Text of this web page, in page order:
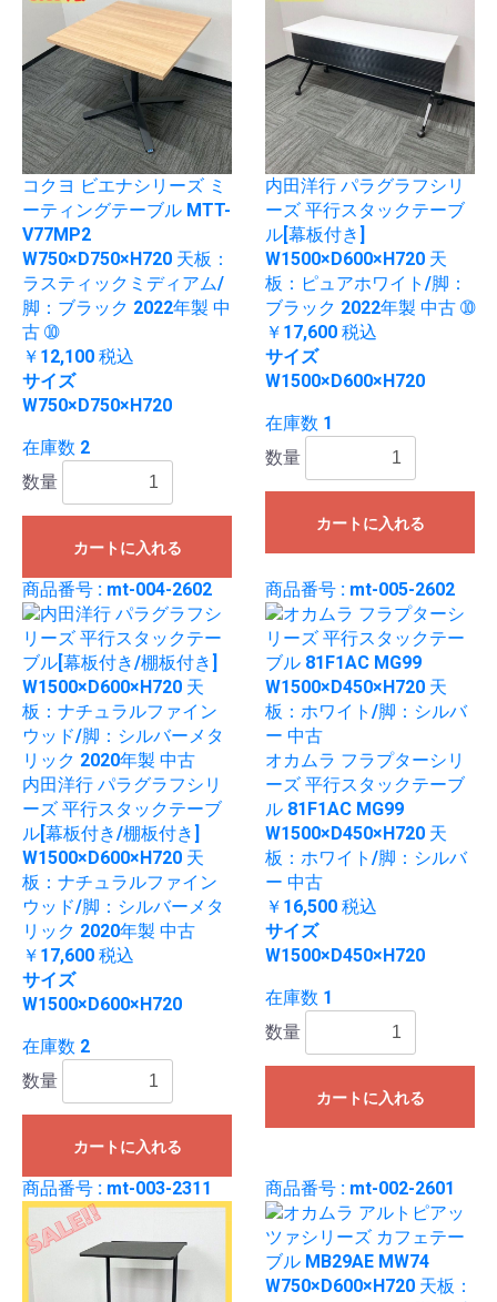
コクヨ ビエナシリーズ ミ
ーティングテーブル MTT-
V77MP2
W750×D750×H720 天板：
ラスティックミディアム/
脚：ブラック 2022年製 中
古 ➉
￥12,100 税込
サイズ
W750×D750×H720
在庫数 2
数量
カートに入れる
内田洋行 パラグラフシリ
ーズ 平行スタックテーブ
ル[幕板付き]
W1500×D600×H720 天
板：ピュアホワイト/脚：
ブラック 2022年製 中古 ➉
￥17,600 税込
サイズ
W1500×D600×H720
在庫数 1
数量
カートに入れる
商品番号 : mt-004-2602
内田洋行 パラグラフシリ
ーズ 平行スタックテーブ
ル[幕板付き/棚板付き]
W1500×D600×H720 天
板：ナチュラルファイン
ウッド/脚：シルバーメタ
リック 2020年製 中古
￥17,600 税込
サイズ
W1500×D600×H720
在庫数 2
数量
カートに入れる
商品番号 : mt-005-2602
オカムラ フラプターシリ
ーズ 平行スタックテーブ
ル 81F1AC MG99
W1500×D450×H720 天
板：ホワイト/脚：シルバ
ー 中古
￥16,500 税込
サイズ
W1500×D450×H720
在庫数 1
数量
カートに入れる
商品番号 : mt-003-2311 商品番号 : mt-002-2601